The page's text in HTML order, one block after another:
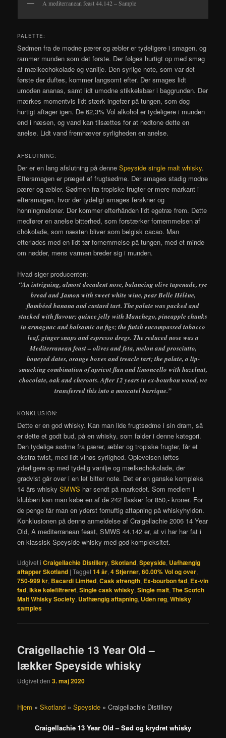
A mediterranean feast 44.142 – Sample
PALETTE:
Sødmen fra de modne pærer og æbler er tydeligere i smagen, og
rammer munden som det første. Der følges hurtigt op med smag
af mælkechokolade og vanilje. Den syrlige note, som var det
første der duftes, kommer langsomt efter. Der smages lidt
umoden ananas, samt lidt umodne stikkelsbær i baggrunden. Der
mærkes momentvis lidt stærk ingefær på tungen, som dog
hurtigt aftager igen. De 62,3% Vol alkohol er tydeligere i munden
end i næsen, og vand kan tilsættes for at nedtone dette en
anelse. Lidt vand fremhæver syrligheden en anelse.
AFSLUTNING:
Der er en lang afslutning på denneSpeyside single malt whisky.
Eftersmagen er præget af frugtsødme. Der smages stadig modne
pærer og æbler. Sødmen fra tropiske frugter er mere markant i
eftersmagen, hvor der tydeligt smages ferskner og
honningmeloner. Der kommer efterhånden lidt egetræ frem. Dette
medfører en anelse bitterhed, som forstærker fornemmelsen af
chokolade, som næsten bliver som belgisk cacao. Man
efterlades med en lidt tør fornemmelse på tungen, med et minde
om nødder, mens varmen breder sig i munden.
Hvad siger producenten:
“An intriguing, almost decadent nose, balancing olive tapenade, rye
bread and Jamon with sweet white wine, pear Belle Hélène,
flambéed banana and custard tart. The palate was packed and
stacked with flavour; quince jelly with Manchego, pineapple chunks
in armagnac and balsamic on figs; the finish encompassed tobacco
leaf, ginger snaps and espresso dregs. The reduced nose was a
Mediterranean feast – olives and feta, melon and prosciutto,
honeyed dates, orange boxes and treacle tart; the palate, a lip-
smacking combination of apricot flan and limoncello with hazelnut,
chocolate, oak and cheroots. After 12 years in ex-bourbon wood, we
transferred this into a moscatel barrique.”
KONKLUSION:
Dette er en god whisky. Kan man lide frugtsødme i sin dram, så
er dette et godt bud, på en whisky, som falder i denne kategori.
Den tydelige sødme fra pærer, æbler og tropiske frugter, får et
ekstra twist, med lidt vinøs syrlighed. Oplevelsen løftes
yderligere op med tydelig vanilje og mælkechokolade, der
gradvist går over i en let bitter note. Det er en ganske kompleks
14 års whiskySMWS har sendt på markedet. Som medlem i
klubben kan man købe en af de 242 flasker for 850,- kroner. For
de penge får man en yderst fornuftig aftapning på whiskyhylden.
Konklusionen på denne anmeldelse af Craigellachie 2006 14 Year
Old, A mediterranean feast, SMWS 44.142 er, at vi har har fat i
en klassisk Speyside whisky med god kompleksitet.
Udgivet i Craigellachie Distillery,Skotland,Speyside, Uafhængig
aftapper Skotland |Tagget14 år,4 Stjerner,60.00% Vol og over,
750-999 kr, Bacardi Limited,Cask strength, Ex-bourbon fad, Ex-vin
fad,Ikke kølefiltreret,Single cask whisky,Single malt,The Scotch
Malt Whisky Society, Uafhængig aftapning, Uden røg,Whisky
samples
Craigellachie 13 Year Old –
lækker Speyside whisky
Udgivet den3. maj 2020
Hjem »Skotland »Speyside »Craigellachie Distillery
Craigellachie 13 Year Old – Sød og krydret whisky